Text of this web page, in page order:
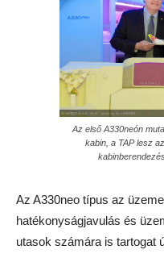
Az első A330neón
kabin, a TAP lesz
Az A330neo típus az
hatékonyságjavulás és
utasok számára is tartogat